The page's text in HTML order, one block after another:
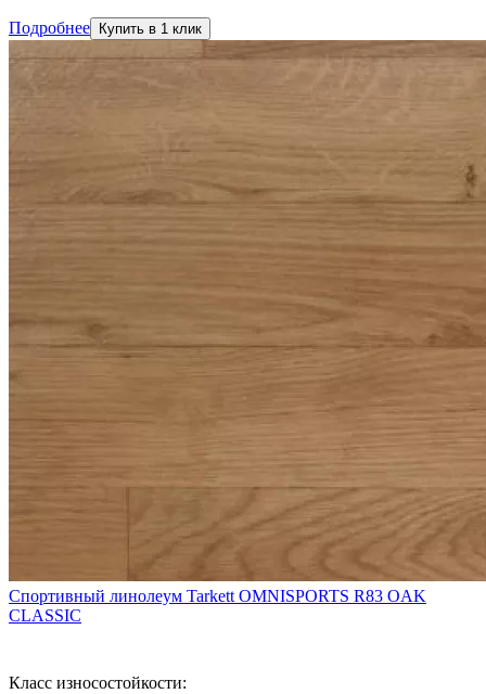
Подробнее Купить в 1 клик
Спортивный линолеум Tarkett OMNISPORTS R83 OAK
CLASSIC
Класс износостойкости: